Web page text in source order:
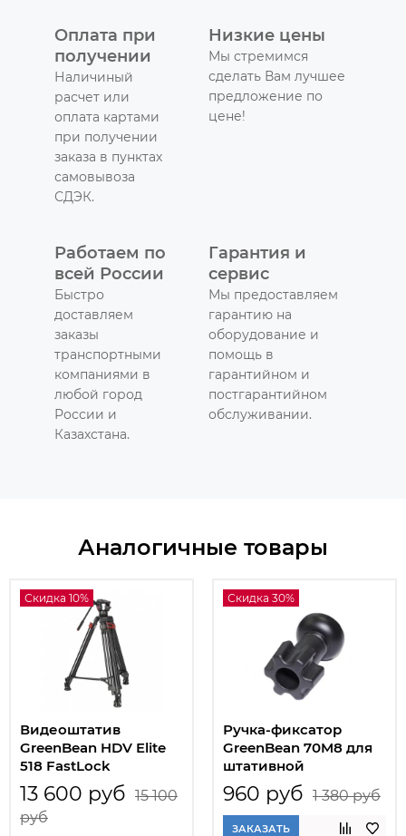
Оплата при
получении
Наличиный
расчет или
оплата картами
при получении
заказа в пунктах
самовывоза
СДЭК.
Низкие цены
Мы стремимся
сделать Вам лучшее
предложение по
цене!
Работаем по
всей России
Быстро
доставляем
заказы
транспортными
компаниями в
любой город
России и
Казахстана.
Гарантия и
сервис
Мы предоставляем
гарантию на
оборудование и
помощь в
гарантийном и
постгарантийном
обслуживании.
Аналогичные товары
Скидка 10%
Видеоштатив
GreenBean HDV Elite
518 FastLock
13 600 руб 15 100
руб
Скидка 30%
Ручка-фиксатор
GreenBean 70M8 для
штативной
видеоголовки
960 руб 1 380 руб
ЗАКАЗАТЬ